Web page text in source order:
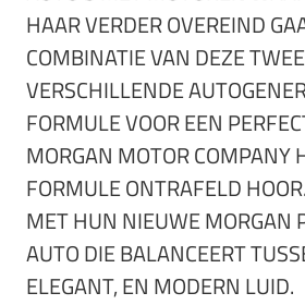
HAAR VERDER OVEREIND
COMBINATIE VAN DEZE TWEE
VERSCHILLENDE
FORMULE VOOR EEN
MORGAN MOTOR COMPANY
FORMULE ONTRAFELD
MET HUN NIEUWE MORGAN
AUTO DIE BALANCEERT
ELEGANT, EN MODERN LUID.